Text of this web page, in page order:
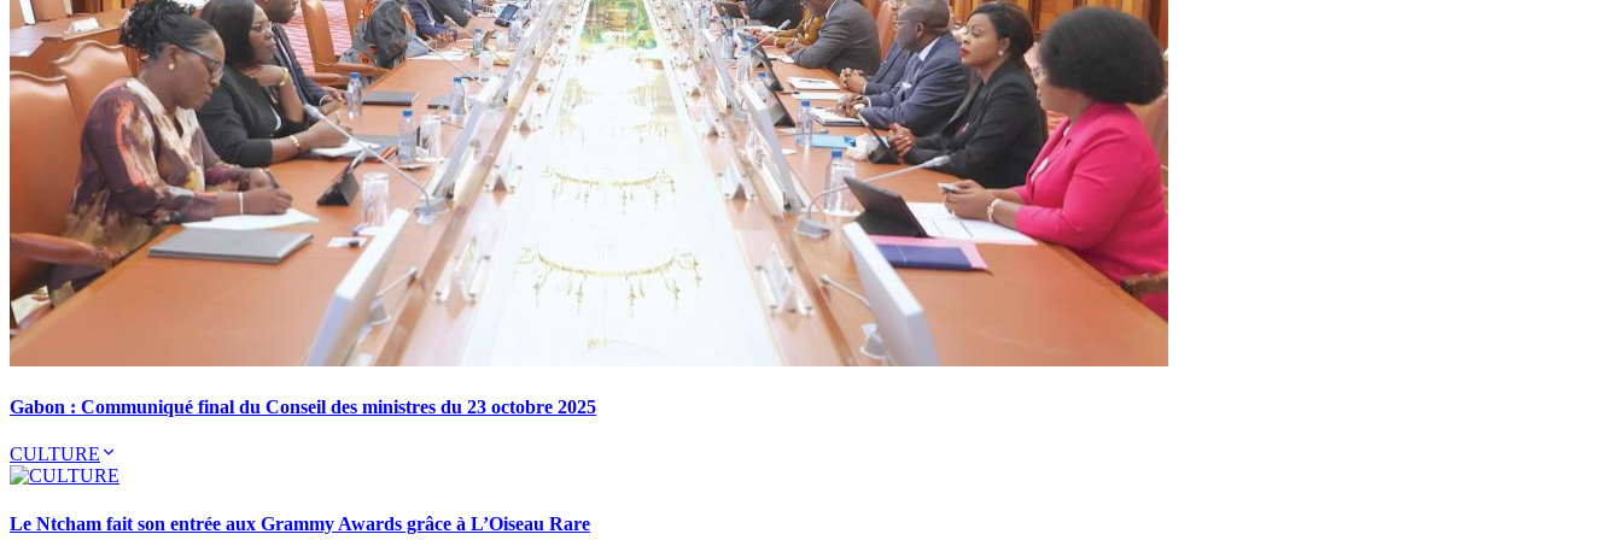
Gabon : Communiqué final du Conseil des ministres du 23 octobre 2025
CULTURE
Le Ntcham fait son entrée aux Grammy Awards grâce à L’Oiseau Rare